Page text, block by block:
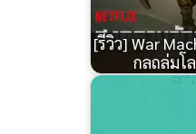
[รีวิว] War
กลถล่มโ